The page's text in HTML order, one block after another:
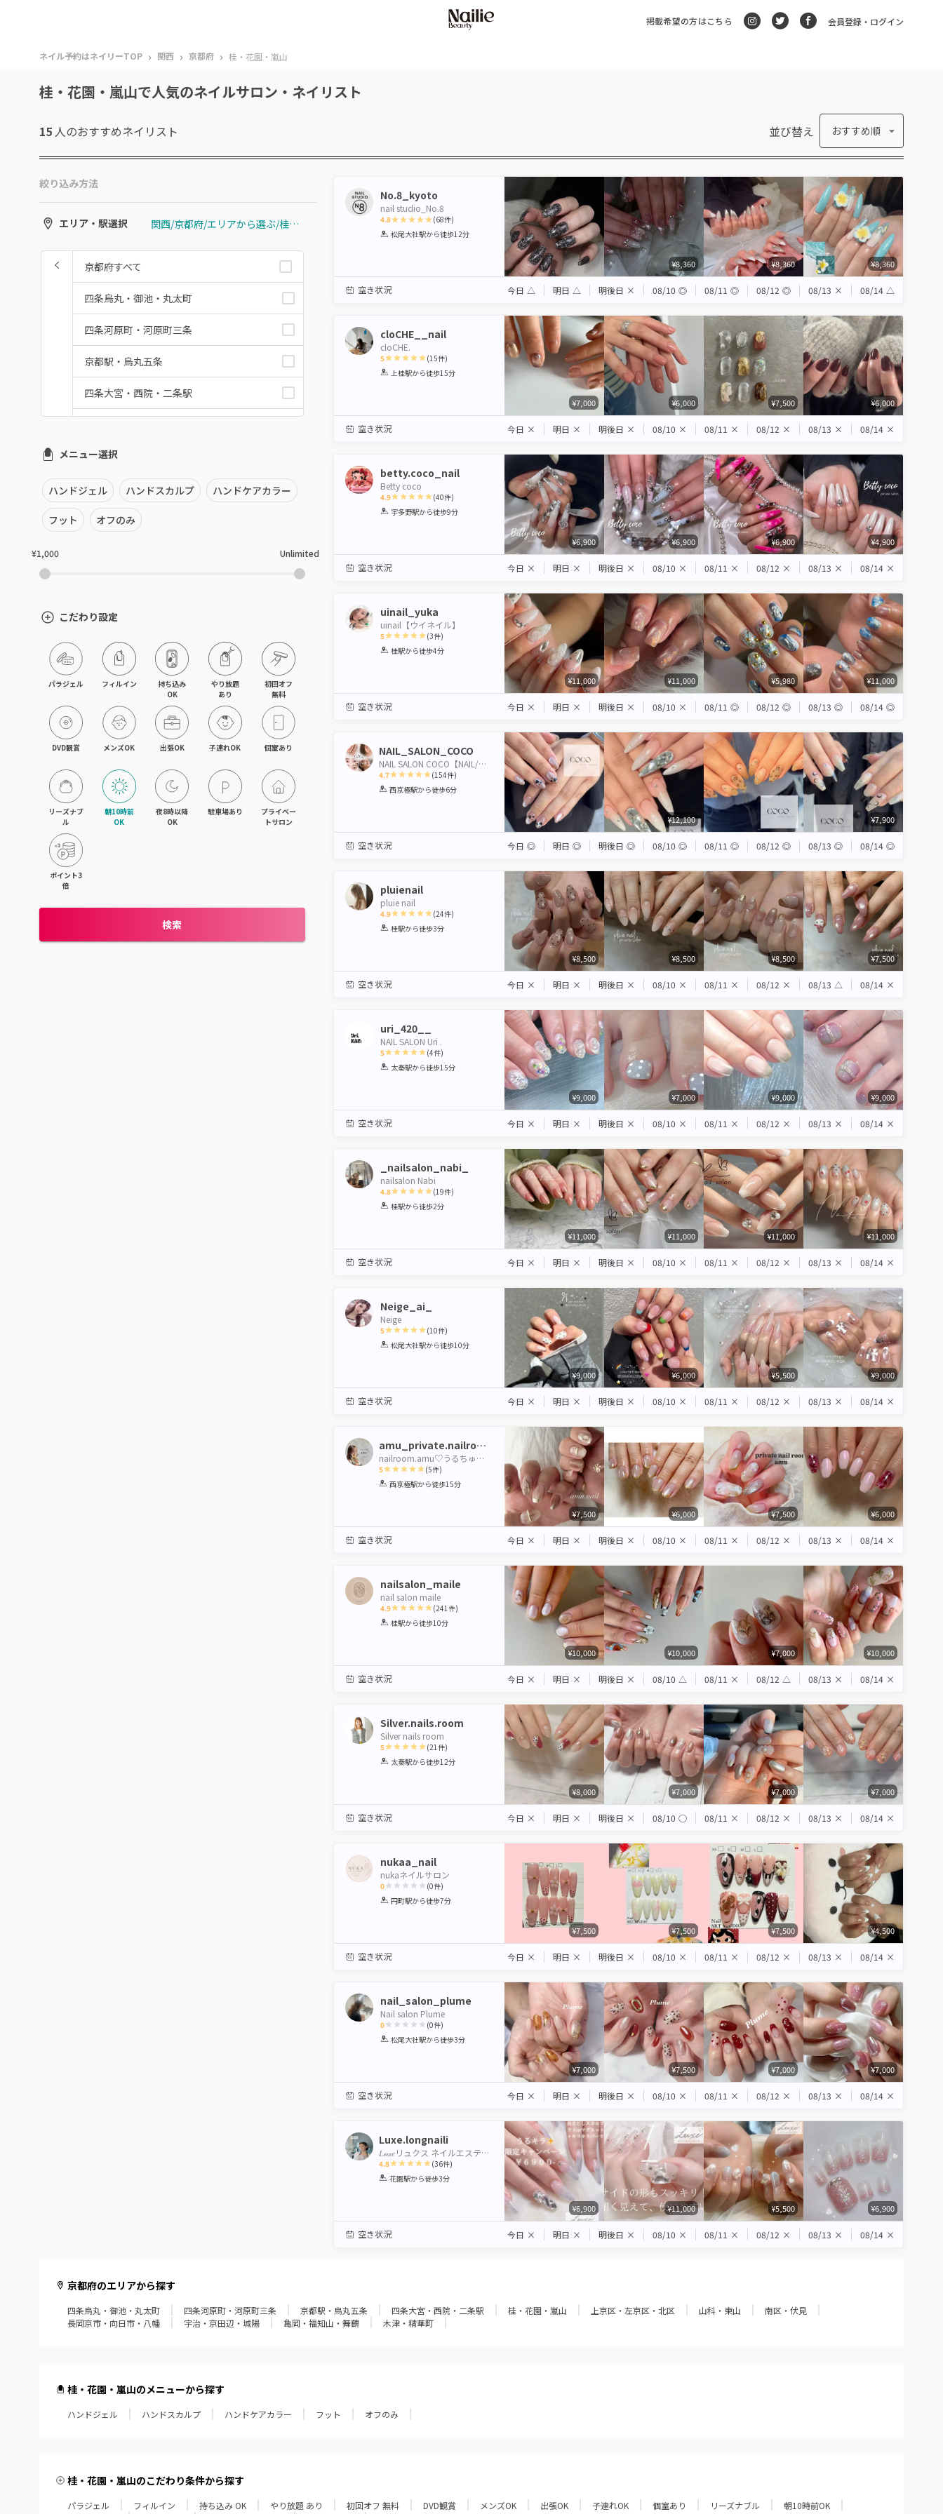
掲載希望の方はこちら 会員登録・ログイン
ネイル予約はネイリーTOP › 関西 › 京都府 › 桂・花園・嵐山
桂・花園・嵐山で人気のネイルサロン・ネイリスト
15 人のおすすめネイリスト 並び替え おすすめ順
絞り込み方法
エリア・駅選択 関西/京都府/エリアから選ぶ/桂・花園・嵐山
京都府すべて
四条烏丸・御池・丸太町
四条河原町・河原町三条
京都駅・烏丸五条
四条大宮・西院・二条駅
上京区・左京区・北区
山科・東山
南区・伏見
亀岡・福知山・舞鶴
木津・精華町
メニュー選択
ハンドジェル ハンドスカルプ ハンドケアカラー
フット オフのみ
¥1,000 Unlimited
こだわり設定
パラジェル フィルイン
持ち込み
OK
やり放題
あり
初回オフ
無料
DVD観賞 メンズOK 出張OK 子連れOK 個室あり
リーズナブ
ル
朝10時前
OK
夜8時以降
OK
駐車場あり
プライベー
トサロン
ポイント3
倍
検索
No.8_kyoto
nail studio_No.8
4.8
1 2 3 4 5
(68件)
松尾大社駅から徒歩12分
¥8,360 ¥8,360 ¥8,360
空き状況 今日 △ 明日 △ 明後日 × 08/10 ◎ 08/11 ◎ 08/12 ◎ 08/13 × 08/14 △
cloCHE__nail
cloCHE.
5
1 2 3 4 5
(15件)
上桂駅から徒歩15分
¥7,000 ¥6,000 ¥7,500 ¥6,000
空き状況 今日 × 明日 × 明後日 × 08/10 × 08/11 × 08/12 × 08/13 × 08/14 ×
betty.coco_nail
Betty coco
4.9
1 2 3 4 5
(40件)
宇多野駅から徒歩9分
¥6,900 ¥6,900 ¥6,900 ¥4,900
空き状況 今日 × 明日 × 明後日 × 08/10 × 08/11 × 08/12 × 08/13 × 08/14 ×
uinail_yuka
uinail【ウイネイル】
5
1 2 3 4 5
(3件)
桂駅から徒歩4分
¥11,000 ¥11,000 ¥5,980 ¥11,000
空き状況 今日 × 明日 × 明後日 × 08/10 × 08/11 ◎ 08/12 ◎ 08/13 ◎ 08/14 ◎
NAIL_SALON_COCO
NAIL SALON COCO【NAIL/HBL/WAX】
4.7
1 2 3 4 5
(154件)
西京極駅から徒歩6分
¥12,100 ¥7,900
空き状況 今日 ◎ 明日 ◎ 明後日 ◎ 08/10 ◎ 08/11 ◎ 08/12 ◎ 08/13 ◎ 08/14 ◎
pluienail
pluie nail
4.9
1 2 3 4 5
(24件)
桂駅から徒歩3分
¥8,500 ¥8,500 ¥8,500 ¥7,500
空き状況 今日 × 明日 × 明後日 × 08/10 × 08/11 × 08/12 × 08/13 △ 08/14 ×
uri_420__
NAIL SALON Uri .
5
1 2 3 4 5
(4件)
太秦駅から徒歩15分
¥9,000 ¥7,000 ¥9,000 ¥9,000
空き状況 今日 × 明日 × 明後日 × 08/10 × 08/11 × 08/12 × 08/13 × 08/14 ×
_nailsalon_nabi_
nailsalon Nabi
4.8
1 2 3 4 5
(19件)
桂駅から徒歩2分
¥11,000 ¥11,000 ¥11,000 ¥11,000
空き状況 今日 × 明日 × 明後日 × 08/10 × 08/11 × 08/12 × 08/13 × 08/14 ×
Neige_ai_
Neige
5
1 2 3 4 5
(10件)
松尾大社駅から徒歩10分
¥9,000 ¥6,000 ¥5,500 ¥9,000
空き状況 今日 × 明日 × 明後日 × 08/10 × 08/11 × 08/12 × 08/13 × 08/14 ×
amu_private.nailroom
nailroom.amu♡うるちゅるニュアンス
5
1 2 3 4 5
(5件)
西京極駅から徒歩15分
¥7,500 ¥6,000 ¥7,500 ¥6,000
空き状況 今日 × 明日 × 明後日 × 08/10 × 08/11 × 08/12 × 08/13 × 08/14 ×
nailsalon_maile
nail salon maile
4.9
1 2 3 4 5
(241 件)
桂駅から徒歩10分
¥10,000 ¥10,000 ¥7,000 ¥10,000
空き状況 今日 × 明日 × 明後日 × 08/10 △ 08/11 × 08/12 △ 08/13 × 08/14 ×
Silver.nails.room
Silver nails room
5
1 2 3 4 5
(21 件)
太秦駅から徒歩12分
¥8,000 ¥7,000 ¥7,000 ¥7,000
空き状況 今日 × 明日 × 明後日 × 08/10 ◯ 08/11 × 08/12 × 08/13 × 08/14 ×
nukaa_nail
nukaネイルサロン
0
1 2 3 4 5
(0件)
円町駅から徒歩7分
¥7,500 ¥7,500 ¥7,500 ¥4,500
空き状況 今日 × 明日 × 明後日 × 08/10 × 08/11 × 08/12 × 08/13 × 08/14 ×
nail_salon_plume
Nail salon Plume
0
1 2 3 4 5
(0件)
松尾大社駅から徒歩3分
¥7,000 ¥7,500 ¥7,000 ¥7,000
空き状況 今日 × 明日 × 明後日 × 08/10 × 08/11 × 08/12 × 08/13 × 08/14 ×
Luxe.longnaili
𝐿𝓊𝓍𝑒リュクス ネイルエステサロンスクール
4.8
1 2 3 4 5
(36件)
花園駅から徒歩3分
¥6,900 ¥11,000 ¥5,500 ¥6,900
空き状況 今日 × 明日 × 明後日 × 08/10 × 08/11 × 08/12 × 08/13 × 08/14 ×
京都府のエリアから探す
四条烏丸・御池・丸太町 四条河原町・河原町三条 京都駅・烏丸五条 四条大宮・西院・二条駅 桂・花園・嵐山 上京区・左京区・北区 山科・東山
南区・伏見
長岡京市・向日市・八幡
宇治・京田辺・城陽 亀岡・福知山・舞鶴 木津・精華町
桂・花園・嵐山のメニューから探す
ハンドジェル ハンドスカルプ ハンドケアカラー フット オフのみ
桂・花園・嵐山のこだわり条件から探す
パラジェル フィルイン 持ち込み OK やり放題 あり 初回オフ 無料 DVD観賞 メンズOK 出張OK 子連れOK 個室あり リーズナブル
朝10時前OK